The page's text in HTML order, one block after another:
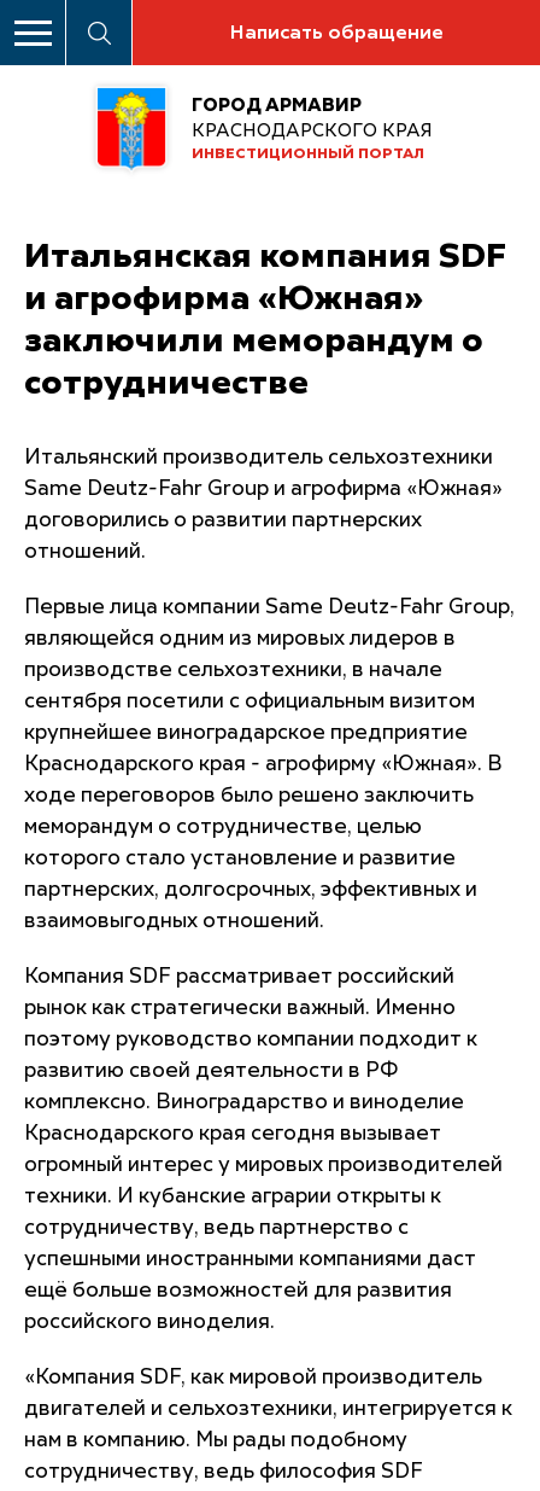
Написать обращение
ГОРОД АРМАВИР
КРАСНОДАРСКОГО КРАЯ
ИНВЕСТИЦИОННЫЙ ПОРТАЛ
Итальянская компания SDF
и агрофирма «Южная»
заключили меморандум о
сотрудничестве
Итальянский производитель сельхозтехники
Same Deutz-Fahr Group и агрофирма «Южная»
договорились о развитии партнерских
отношений.
Первые лица компании Same Deutz-Fahr Group,
являющейся одним из мировых лидеров в
производстве сельхозтехники, в начале
сентября посетили с официальным визитом
крупнейшее виноградарское предприятие
Краснодарского края - агрофирму «Южная». В
ходе переговоров было решено заключить
меморандум о сотрудничестве, целью
которого стало установление и развитие
партнерских, долгосрочных, эффективных и
взаимовыгодных отношений.
Компания SDF рассматривает российский
рынок как стратегически важный. Именно
поэтому руководство компании подходит к
развитию своей деятельности в РФ
комплексно. Виноградарство и виноделие
Краснодарского края сегодня вызывает
огромный интерес у мировых производителей
техники. И кубанские аграрии открыты к
сотрудничеству, ведь партнерство с
успешными иностранными компаниями даст
ещё больше возможностей для развития
российского виноделия.
«Компания SDF, как мировой производитель
двигателей и сельхозтехники, интегрируется к
нам в компанию. Мы рады подобному
сотрудничеству, ведь философия SDF